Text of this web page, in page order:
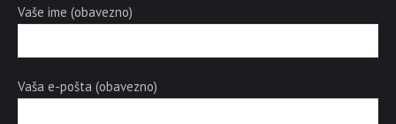
Vaše ime (obavezno)
Vaša e-pošta (obavezno)